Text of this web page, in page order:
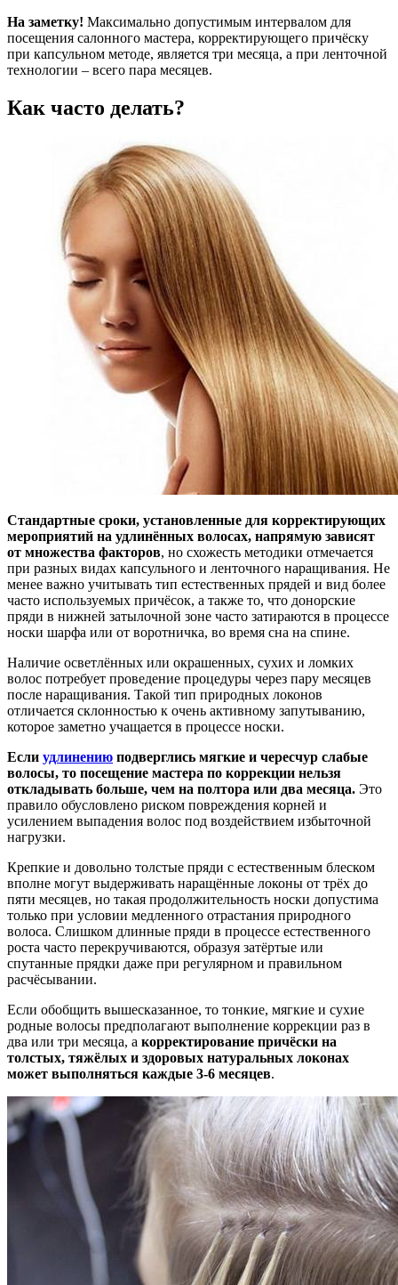
На заметку! Максимально допустимым интервалом для
посещения салонного мастера, корректирующего причёску
при капсульном методе, является три месяца, а при ленточной
технологии – всего пара месяцев.
Как часто делать?
Стандартные сроки, установленные для корректирующих
мероприятий на удлинённых волосах, напрямую зависят
от множества факторов, но схожесть методики отмечается
при разных видах капсульного и ленточного наращивания. Не
менее важно учитывать тип естественных прядей и вид более
часто используемых причёсок, а также то, что донорские
пряди в нижней затылочной зоне часто затираются в процессе
носки шарфа или от воротничка, во время сна на спине.
Наличие осветлённых или окрашенных, сухих и ломких
волос потребует проведение процедуры через пару месяцев
после наращивания. Такой тип природных локонов
отличается склонностью к очень активному запутыванию,
которое заметно учащается в процессе носки.
Если удлинению подверглись мягкие и чересчур слабые
волосы, то посещение мастера по коррекции нельзя
откладывать больше, чем на полтора или два месяца. Это
правило обусловлено риском повреждения корней и
усилением выпадения волос под воздействием избыточной
нагрузки.
Крепкие и довольно толстые пряди с естественным блеском
вполне могут выдерживать наращённые локоны от трёх до
пяти месяцев, но такая продолжительность носки допустима
только при условии медленного отрастания природного
волоса. Слишком длинные пряди в процессе естественного
роста часто перекручиваются, образуя затёртые или
спутанные прядки даже при регулярном и правильном
расчёсывании.
Если обобщить вышесказанное, то тонкие, мягкие и сухие
родные волосы предполагают выполнение коррекции раз в
два или три месяца, а корректирование причёски на
толстых, тяжёлых и здоровых натуральных локонах
может выполняться каждые 3-6 месяцев.